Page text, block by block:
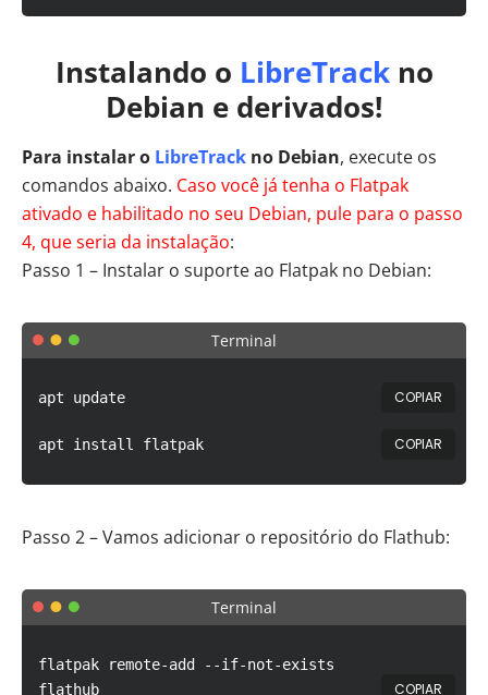
Instalando o LibreTrackno
Debian e derivados!
Para instalar o LibreTrack no Debian, execute os
comandos abaixo. Caso você já tenha o Flatpak
ativado e habilitado no seu Debian, pule para o passo
4, que seria da instalação:
Passo 1 – Instalar o suporte ao Flatpak no Debian:
Terminal
apt update COPIAR
apt install flatpak COPIAR
Passo 2 – Vamos adicionar o repositório do Flathub:
Terminal
flatpak remote-add --if-not-exists
flathub
COPIAR